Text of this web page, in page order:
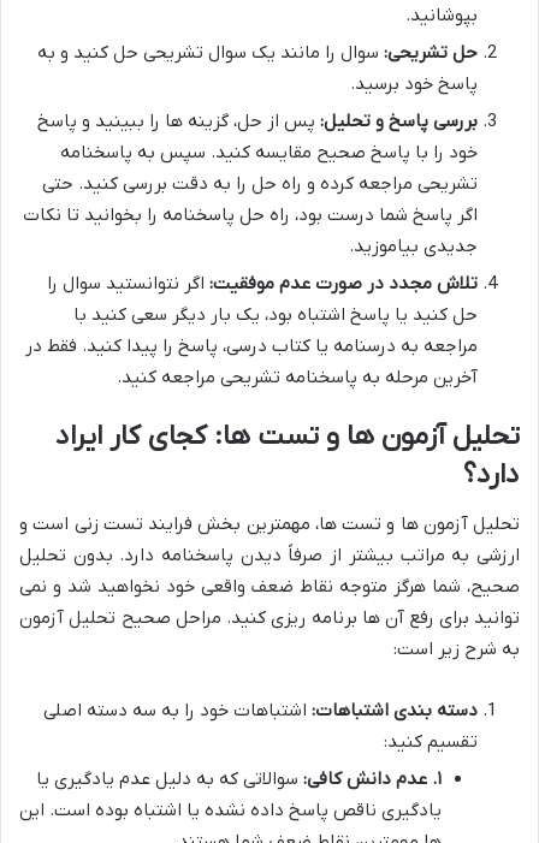
بپوشانید.
حل تشریحی: سوال را مانند یک سوال تشریحی حل کنید و به
پاسخ خود برسید.
بررسی پاسخ و تحلیل: پس از حل، گزینه ها را ببینید و پاسخ
خود را با پاسخ صحیح مقایسه کنید. سپس به پاسخنامه
تشریحی مراجعه کرده و راه حل را به دقت بررسی کنید. حتی
اگر پاسخ شما درست بود، راه حل پاسخنامه را بخوانید تا نکات
جدیدی بیاموزید.
تلاش مجدد در صورت عدم موفقیت: اگر نتوانستید سوال را
حل کنید یا پاسخ اشتباه بود، یک بار دیگر سعی کنید با
مراجعه به درسنامه یا کتاب درسی، پاسخ را پیدا کنید. فقط در
آخرین مرحله به پاسخنامه تشریحی مراجعه کنید.
تحلیل آزمون ها و تست ها: کجای کار ایراد
دارد؟
تحلیل آزمون ها و تست ها، مهمترین بخش فرایند تست زنی است و
ارزشی به مراتب بیشتر از صرفاً دیدن پاسخنامه دارد. بدون تحلیل
صحیح، شما هرگز متوجه نقاط ضعف واقعی خود نخواهید شد و نمی
توانید برای رفع آن ها برنامه ریزی کنید. مراحل صحیح تحلیل آزمون
به شرح زیر است:
دسته بندی اشتباهات: اشتباهات خود را به سه دسته اصلی
تقسیم کنید:
۱. عدم دانش کافی:
سوالاتی که به دلیل عدم یادگیری یا
یادگیری ناقص پاسخ داده نشده یا اشتباه بوده است. این